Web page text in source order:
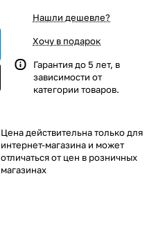
Нашли дешевле?
Хочу в подарок
Гарантия до 5 лет, в
зависимости от
категории товаров.
Цена действительна только для
интернет-магазина и может
отличаться от цен в розничных
магазинах